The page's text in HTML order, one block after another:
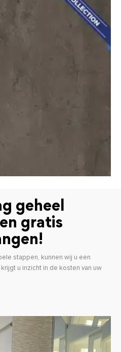
geheel
gratis
stappen, kunnen wij u een
u inzicht in de kosten van uw